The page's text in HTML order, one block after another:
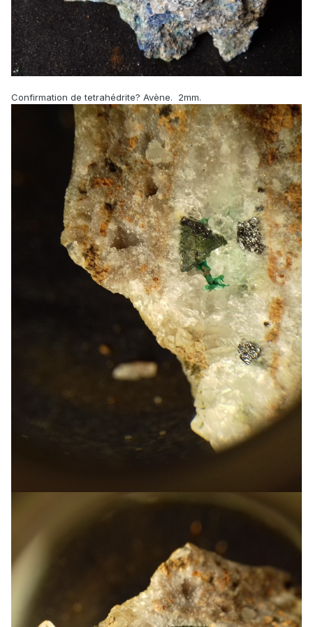
Confirmation de tetrahédrite? Avène. 2mm.